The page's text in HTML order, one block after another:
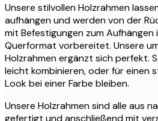
Unsere stilvollen Holzrahmen
aufhängen und werden von der
mit Befestigungen zum Aufhängen
Querformat vorbereitet. Unsere
Holzrahmen ergänzt sich perfekt.
leicht kombinieren, oder für einen
Look bei einer Farbe bleiben.
Unsere Holzrahmen sind alle aus
gefertigt und anschließend mit